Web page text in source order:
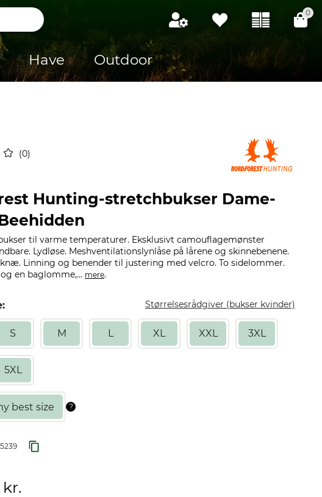
0
Have Outdoor
0
Hunting-stretchbukser Dame-
til varme temperaturer. Eksklusivt camouflagemønster
Lydløse. Meshventilationslynlåse på lårene og skinnebenene.
Linning og benender til justering med velcro. To sidelommer.
en baglomme,... mere.
Størrelsesrådgiver (bukser kvinder)
S M L XL XXL 3XL
5XL
kr.